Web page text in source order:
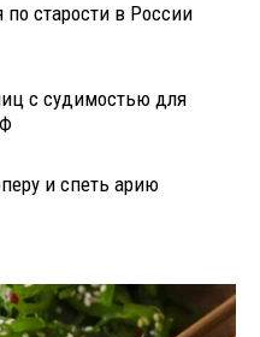
старости в России
с судимостью для
и спеть арию